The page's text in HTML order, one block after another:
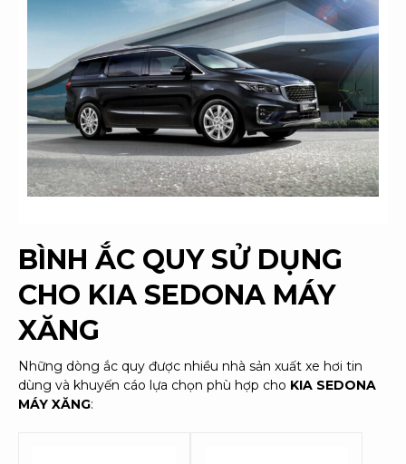
BÌNH ẮC QUY SỬ DỤNG
CHO KIA SEDONA MÁY
XĂNG
Những dòng ắc quy được nhiều nhà sản xuất xe hơi tin
dùng và khuyến cáo lựa chọn phù hợp cho KIA SEDONA
MÁY XĂNG: